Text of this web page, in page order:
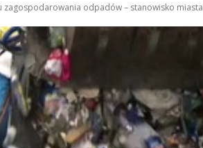
zagospodarowania odpadów – stanowisko miasta